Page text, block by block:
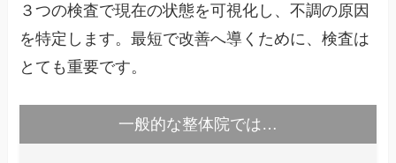
３つの検査で現在の状態を可視化し、不調の原因
を特定します。最短で改善へ導くために、検査は
とても重要です。
一般的な整体院では…